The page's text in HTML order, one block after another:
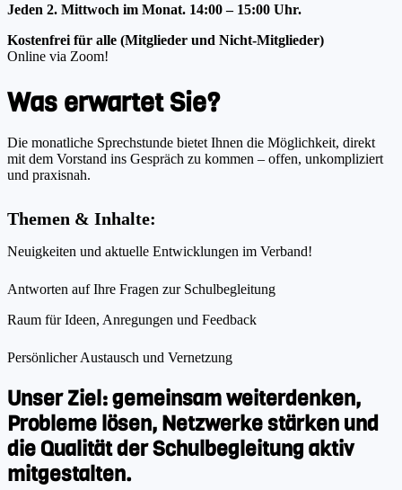
Jeden 2. Mittwoch im Monat. 14:00 – 15:00 Uhr.
Kostenfrei für alle (Mitglieder und Nicht-Mitglieder)
Online via Zoom!
Was erwartet Sie?
Die monatliche Sprechstunde bietet Ihnen die Möglichkeit, direkt
mit dem Vorstand ins Gespräch zu kommen – offen, unkompliziert
und praxisnah.
Themen & Inhalte:
Neuigkeiten und aktuelle Entwicklungen im Verband!
Antworten auf Ihre Fragen zur Schulbegleitung
Raum für Ideen, Anregungen und Feedback
Persönlicher Austausch und Vernetzung
Unser Ziel:gemeinsam weiterdenken,
Probleme lösen, Netzwerke stärken und
die Qualität der Schulbegleitung aktiv
mitgestalten.